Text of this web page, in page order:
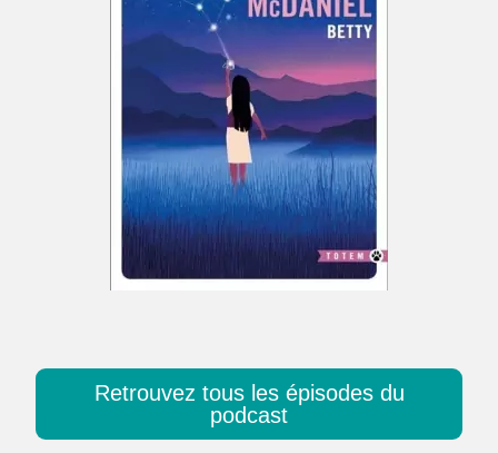
Retrouvez tous les épisodes du
podcast